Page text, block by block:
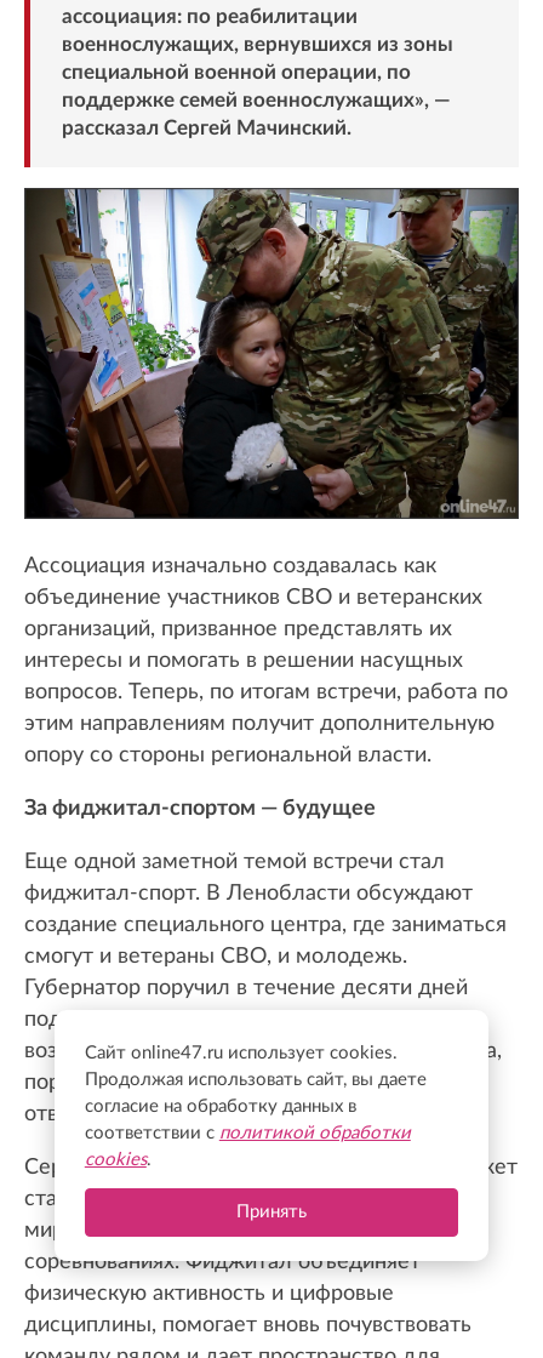
ассоциация: по реабилитации
военнослужащих, вернувшихся из зоны
специальной военной операции, по
поддержке семей военнослужащих», —
рассказал Сергей Мачинский.
Ассоциация изначально создавалась как
объединение участников СВО и ветеранских
организаций, призванное представлять их
интересы и помогать в решении насущных
вопросов. Теперь, по итогам встречи, работа по
этим направлениям получит дополнительную
опору со стороны региональной власти.
За фиджитал-спортом — будущее
Еще одной заметной темой встречи стал
фиджитал-спорт. В Ленобласти обсуждают
создание специального центра, где заниматься
смогут и ветераны СВО, и молодежь.
Губернатор поручил в течение десяти дней
подготовить предложения: определить
возможную площадку, модель работы центра,
порядок содержания оборудования и
ответственность за него.
Сергей Мачинский уверен: такой формат может
стать важной частью возвращения бойцов к
мирной жизни. И речь не только о
соревнованиях. Фиджитал объединяет
физическую активность и цифровые
дисциплины, помогает вновь почувствовать
Сайт online47.ru использует cookies.
Продолжая использовать сайт, вы даете
согласие на обработку данных в
соответствии с политикой обработки
cookies.
Принять